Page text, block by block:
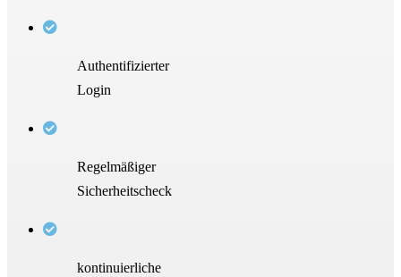
Authentifizierter
Login
Regelmäßiger
Sicherheitscheck
kontinuierliche